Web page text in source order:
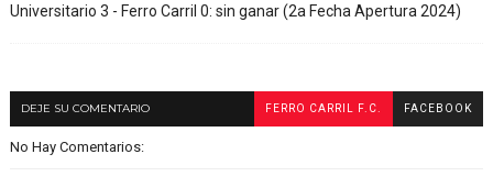
Universitario 3 - Ferro Carril 0: sin ganar (2a Fecha Apertura 2024)
DEJE SU COMENTARIO FERRO CARRIL F.C. FACEBOOK
No Hay Comentarios: